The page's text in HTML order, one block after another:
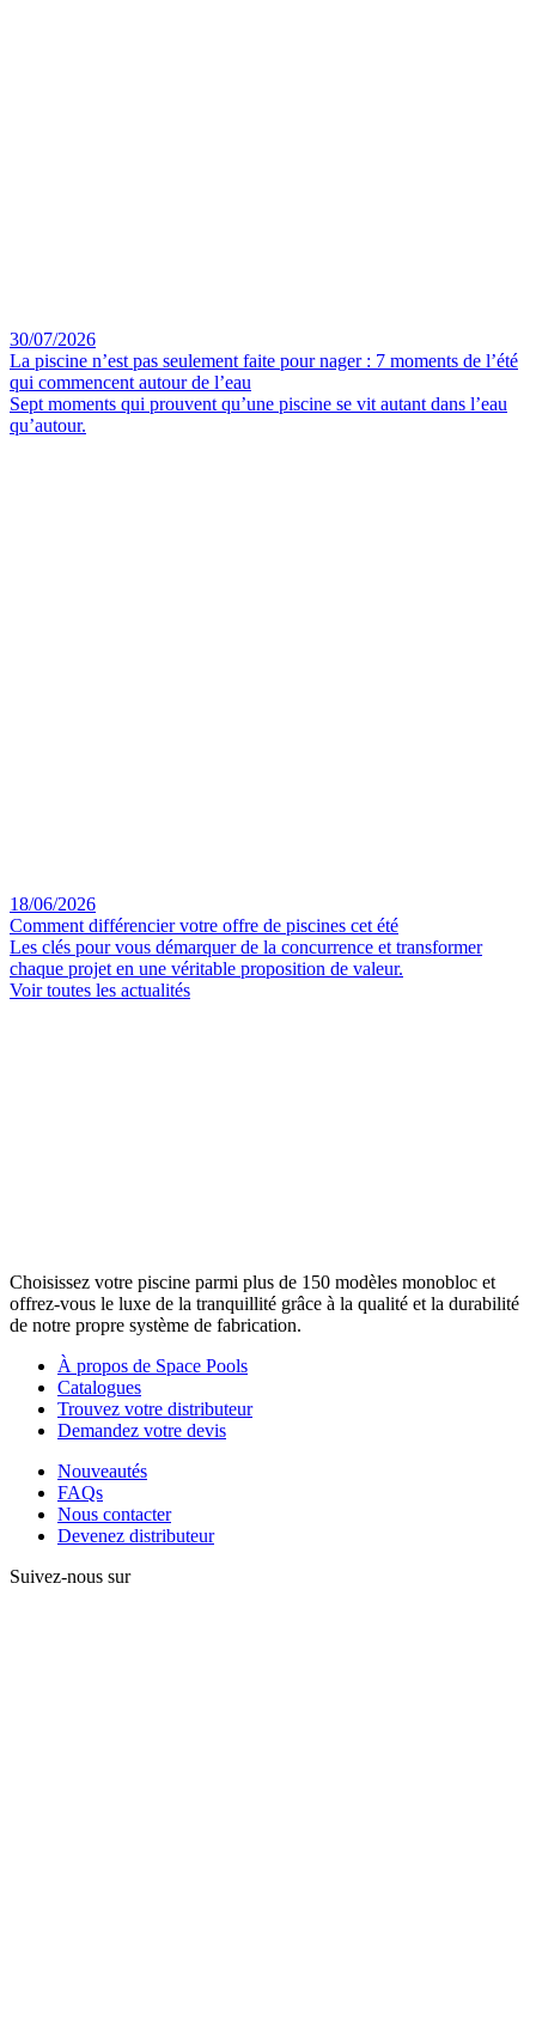
30/07/2026
La piscine n’est pas seulement faite pour nager : 7 moments de l’été
qui commencent autour de l’eau
Sept moments qui prouvent qu’une piscine se vit autant dans l’eau
qu’autour.
18/06/2026
Comment différencier votre offre de piscines cet été
Les clés pour vous démarquer de la concurrence et transformer
chaque projet en une véritable proposition de valeur.
Voir toutes les actualités
Choisissez votre piscine parmi plus de 150 modèles monobloc et
offrez-vous le luxe de la tranquillité grâce à la qualité et la durabilité
de notre propre système de fabrication.
À propos de Space Pools
Catalogues
Trouvez votre distributeur
Demandez votre devis
Nouveautés
FAQs
Nous contacter
Devenez distributeur
Suivez-nous sur